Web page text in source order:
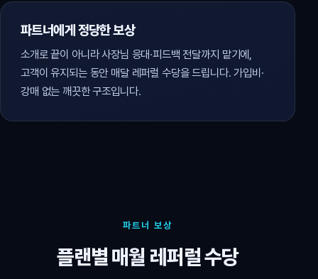
파트너에게 정당한 보상
소개로 끝이 아니라 사장님 응대·피드백 전달까지 맡기에,
고객이 유지되는 동안 매달 레퍼럴 수당을 드립니다. 가입비·
강매 없는 깨끗한 구조입니다.
파트너 보상
플랜별 매월 레퍼럴 수당